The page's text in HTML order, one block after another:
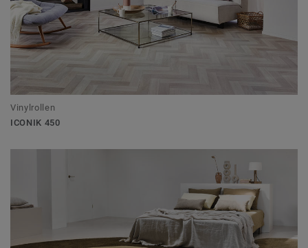
Vinylrollen
ICONIK 450